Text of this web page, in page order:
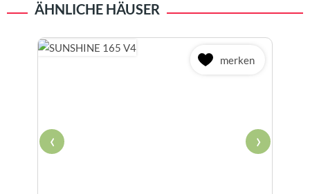
ÄHNLICHE HÄUSER
merken
‹ ›